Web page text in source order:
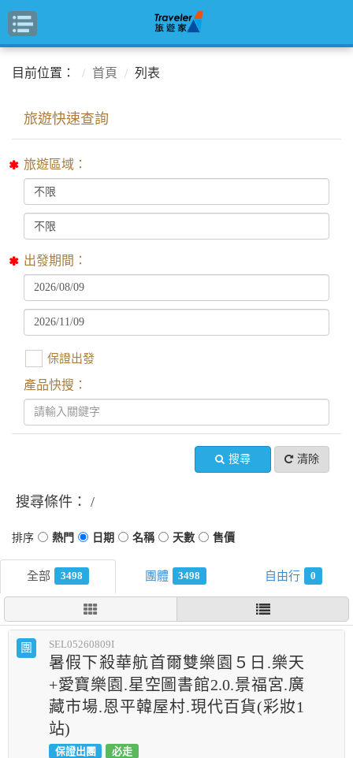
目前位置： 首頁 列表
旅遊區域：
出發期間：
保證出發
產品快搜：
搜尋 清除
搜尋條件：
3498 3498 0
團 SEL05260809I
暑假下殺華航首爾雙樂園５日.樂天
+愛寶樂園.星空圖書館2.0.景福宮.廣
藏市場.恩平韓屋村.現代百貨(彩妝1
站)
保證出團 必走